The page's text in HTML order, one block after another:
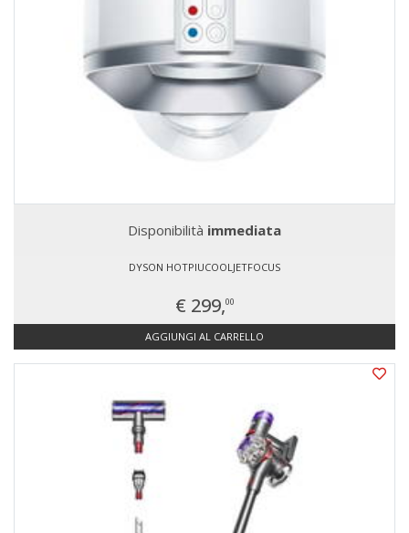
Disponibilità immediata
DYSON HOTPIUCOOLJETFOCUS
€ 299,00
AGGIUNGI AL CARRELLO